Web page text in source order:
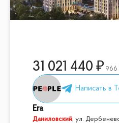
31 021 440 966
Era
Даниловский,ул.